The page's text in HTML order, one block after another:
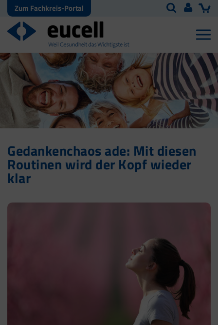
Zum Fachkreis-Portal
Gedankenchaos ade: Mit diesen
Routinen wird der Kopf wieder
klar